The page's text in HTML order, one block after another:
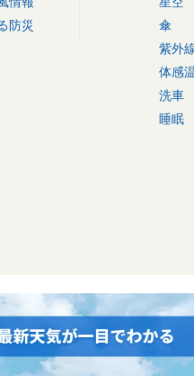
防災
傘
紫外
体感
洗車
睡眠